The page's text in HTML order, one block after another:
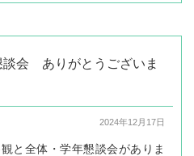
会 ありがとうございま
2024年12月17日
と全体・学年懇談会がありま